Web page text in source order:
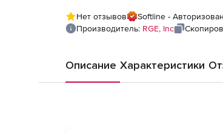
Нет отзывов
Softline -
Производитель: RGE, Inc
Описание Характеристики